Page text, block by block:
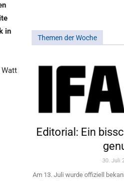
in
Watt
Themen der Woche
Editorial: Ein
30. Juli
Am 13. Juli wurde offiziell